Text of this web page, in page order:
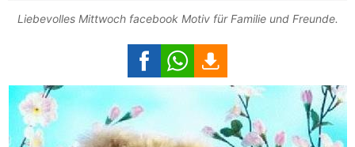
Liebevolles Mittwoch facebook Motiv für Familie und Freunde.